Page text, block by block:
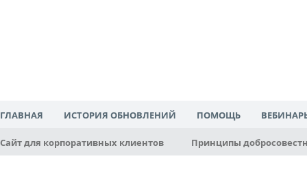
ГЛАВНАЯ ИСТОРИЯ ОБНОВЛЕНИЙ ПОМОЩЬ
Сайт для корпоративных клиентов Принципы